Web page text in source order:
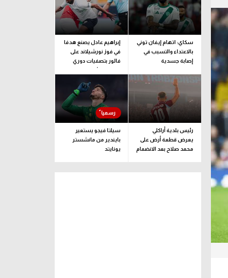
سكاي: اتهام إيفان توني
بالاعتداء والتسبب في
إصابة جسدية
إبراهيم عادل يصنع هدفا
في فوز نورشيلاند على
فالور بتصفيات دوري
المؤتمر الأوروبي
رئيس بلدية أراكلي
يعرض قطعة أرض على
محمد صلاح بعد الانضمام
سيلتا فيجو يستعير
بايندير من مانشستر
يونايتد